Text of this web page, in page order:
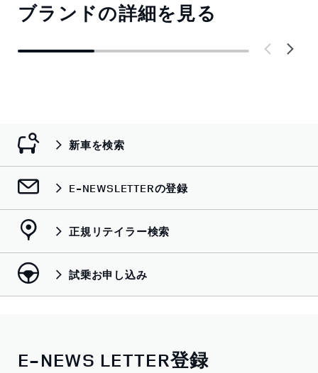
ブランドの詳細を見る
新車を検索
E-NEWSLETTERの登録
正規リテイラー検索
試乗お申し込み
E-NEWS LETTER登録